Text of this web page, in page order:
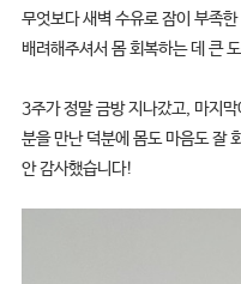
무엇보다 새벽 수유로 잠이 부족
배려해주셔서 몸 회복하는 데 큰
3주가 정말 금방 지나갔고, 마지
분을 만난 덕분에 몸도 마음도 잘
안 감사했습니다!